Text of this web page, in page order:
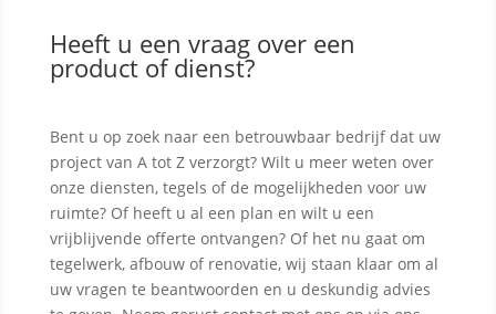
Heeft u een vraag over een
product of dienst?
Bent u op zoek naar een betrouwbaar bedrijf dat uw
project van A tot Z verzorgt? Wilt u meer weten over
onze diensten, tegels of de mogelijkheden voor uw
ruimte? Of heeft u al een plan en wilt u een
vrijblijvende offerte ontvangen? Of het nu gaat om
tegelwerk, afbouw of renovatie, wij staan klaar om al
uw vragen te beantwoorden en u deskundig advies